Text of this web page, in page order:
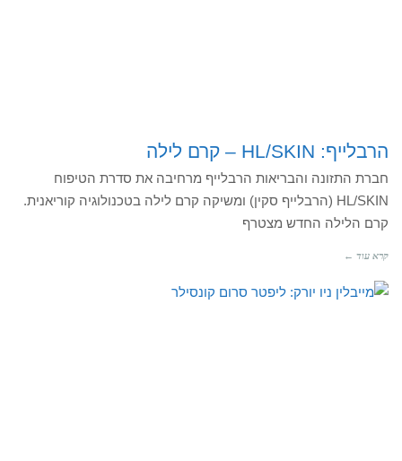
הרבלייף: HL/SKIN – קרם לילה
חברת התזונה והבריאות הרבלייף מרחיבה את סדרת הטיפוח
HL/SKIN (הרבלייף סקין) ומשיקה קרם לילה בטכנולוגיה קוריאנית.
קרם הלילה החדש מצטרף
קרא עוד ←